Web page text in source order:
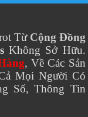
Từ Cộng Đồng
Không Sở Hữu.
, Về Các Sản
Mọi Người Có
Số, Thông Tin